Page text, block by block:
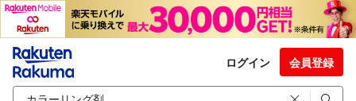
ログイン 会員登録